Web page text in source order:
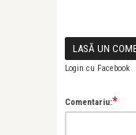
LASĂ UN
Login cu Facebook
Comentariu:*